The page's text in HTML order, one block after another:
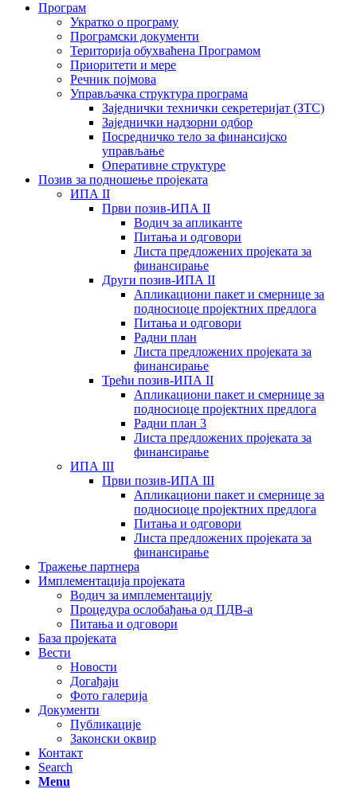
Програм
Укратко о програму
Програмски документи
Територија обухваћена Програмом
Приоритети и мере
Речник појмова
Управљачка структура програма
Заједнички технички секретеријат (ЗТС)
Заједнички надзорни одбор
Посредничко тело за финансијско
управљање
Oперативне структуре
Позив за подношење пројеката
ИПА II
Први позив-ИПА II
Водич за апликанте
Питања и одговори
Листа предложених пројеката за
финансирање
Други позив-ИПА II
Апликациони пакет и смернице за
подносиоце пројектних предлога
Питања и одговори
Радни план
Листа предложених пројеката за
финансирање
Трећи позив-ИПА II
Апликациони пакет и смернице за
подносиоце пројектних предлога
Радни план 3
Листа предложених пројеката за
финансирање
ИПА III
Први позив-ИПА III
Апликациони пакет и смернице за
подносиоце пројектних предлога
Питања и одговори
Листа предложених пројеката за
финансирање
Тражење партнера
Имплементација пројеката
Водич за имплементацију
Процедура ослобађања од ПДВ-а
Питања и одговори
База пројеката
Вести
Новости
Догађаји
Фото галерија
Документи
Публикације
Законски оквир
Контакт
Search
Menu